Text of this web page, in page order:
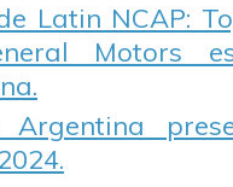
Latin NCAP:
Motors